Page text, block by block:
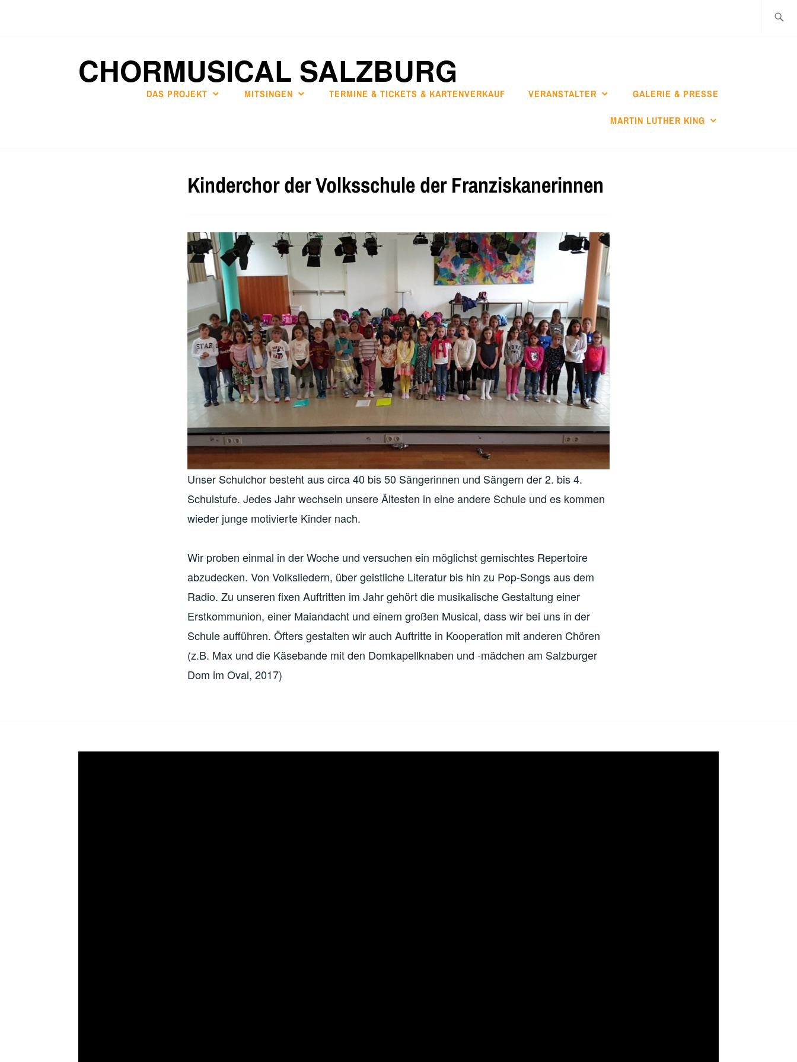
nach:
CHORMUSICAL SALZBURG
DAS PROJEKT MITSINGEN TERMINE & TICKETS & KARTENVERKAUF VERANSTALTER GALERIE & PRESSE
MARTIN LUTHER KING
Kinderchor der Volksschule der Franziskanerinnen
Unser Schulchor besteht aus circa 40 bis 50 Sängerinnen und Sängern der 2. bis 4.
Schulstufe. Jedes Jahr wechseln unsere Ältesten in eine andere Schule und es kommen
wieder junge motivierte Kinder nach.
Wir proben einmal in der Woche und versuchen ein möglichst gemischtes Repertoire
abzudecken. Von Volksliedern, über geistliche Literatur bis hin zu Pop-Songs aus dem
Radio. Zu unseren fixen Auftritten im Jahr gehört die musikalische Gestaltung einer
Erstkommunion, einer Maiandacht und einem großen Musical, dass wir bei uns in der
Schule aufführen. Öfters gestalten wir auch Auftritte in Kooperation mit anderen Chören
(z.B. Max und die Käsebande mit den Domkapellknaben und -mädchen am Salzburger
Dom im Oval, 2017)